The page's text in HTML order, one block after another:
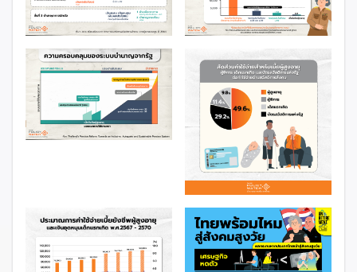
สร้างหลักประกันรายได้สำหรับผู้สูงอายุคือการสร้าง
เสถียรภาพทางการเงินการคลังของประเทศ
ในการจัดสวัสดิการเพื่อดูแลผู้สูงอายุ ภายใต้การเจริญ
เติบโตทางเศรษฐกิจของประเทศที่อาจชะลอตัวลงจากขนาด
กำลังแรงงานที่ลดลง โดยต้องประเมินความยั่งยืนของการ
บริโภคของผู้สูงอายุภายใต้ระบบบำนาญของประเทศไทย
ด้วย เพื่อสะท้อนภาพรวมระบบรายได้ยามชราภาพของ
ประเทศไทย รวมถึงช่องว่างความยั่งยืนของการบริโภคของ
ผู้สูงอายุ เพื่อให้สามารถจัดทำข้อเสนอเชิงนโยบายในการ
วางแผนพัฒนาระบบบำนาญของประเทศไทยสำหรับเป็น
หลักประกันด้านรายได้ให้ตอบโจทย์สังคมสูงวัยอย่างมี
ประสิทธิภาพและยั่งยืน